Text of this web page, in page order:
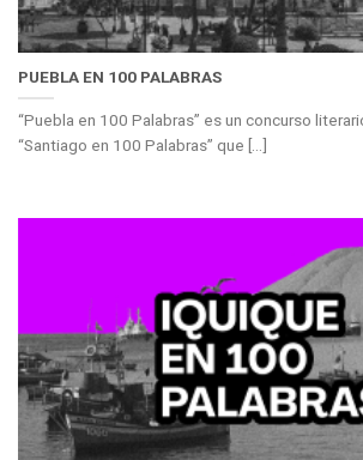
PUEBLA EN 100 PALABRAS
“Puebla en 100 Palabras” es un concurso
“Santiago en 100 Palabras” que [...]